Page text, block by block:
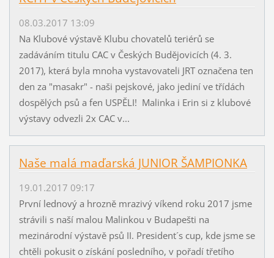
08.03.2017 13:09
Na Klubové výstavě Klubu chovatelů teriérů se
zadáváním titulu CAC v Českých Budějovicích (4. 3.
2017), která byla mnoha vystavovateli JRT označena ten
den za "masakr" - naši pejskové, jako jediní ve třídách
dospělých psů a fen USPĚLI! Malinka i Erin si z klubové
výstavy odvezli 2x CAC v...
Naše malá maďarská JUNIOR ŠAMPIONKA
19.01.2017 09:17
První lednový a hrozně mrazivý víkend roku 2017 jsme
strávili s naší malou Malinkou v Budapešti na
mezinárodní výstavě psů II. President´s cup, kde jsme se
chtěli pokusit o získání posledního, v pořadí třetího